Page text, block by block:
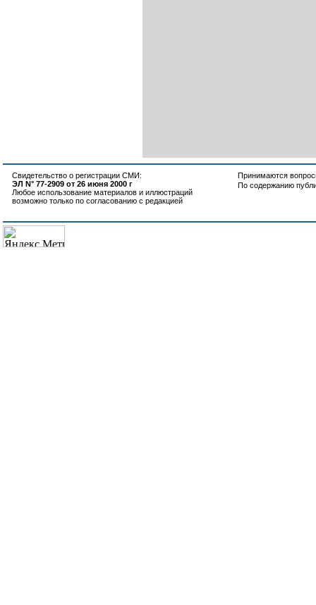
Свидетельство о регистрации СМИ:
ЭЛ N° 77-2909 от 26 июня 2000 г
Любое использование материалов и иллюстраций
возможно только по согласованию с редакцией
Принимаются
По содержанию